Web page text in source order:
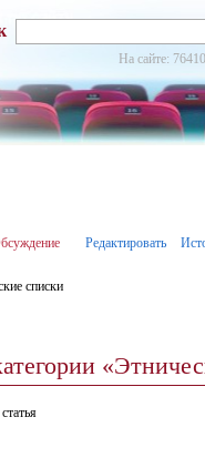
На сайте:
Редактировать
списки